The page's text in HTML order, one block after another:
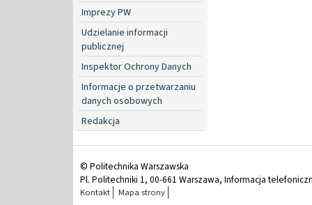
Imprezy PW
Udzielanie informacji
publicznej
Inspektor Ochrony Danych
Informacje o przetwarzaniu
danych osobowych
Redakcja
© Politechnika Warszawska
Pl. Politechniki 1, 00-661 Warszawa, Informacja
Kontakt Mapa strony